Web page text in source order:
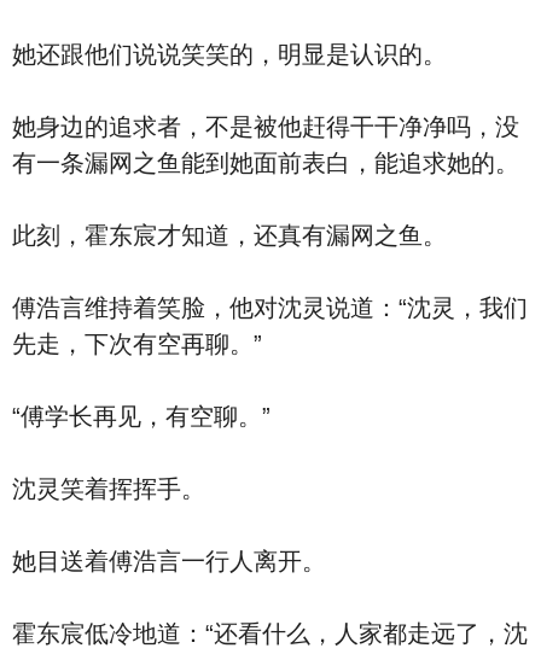
她还跟他们说说笑笑的，明显是认识的。
她身边的追求者，不是被他赶得干干净净吗，没
有一条漏网之鱼能到她面前表白，能追求她的。
此刻，霍东宸才知道，还真有漏网之鱼。
傅浩言维持着笑脸，他对沈灵说道：“沈灵，我们
先走，下次有空再聊。”
“傅学长再见，有空聊。”
沈灵笑着挥挥手。
她目送着傅浩言一行人离开。
霍东宸低冷地道：“还看什么，人家都走远了，沈